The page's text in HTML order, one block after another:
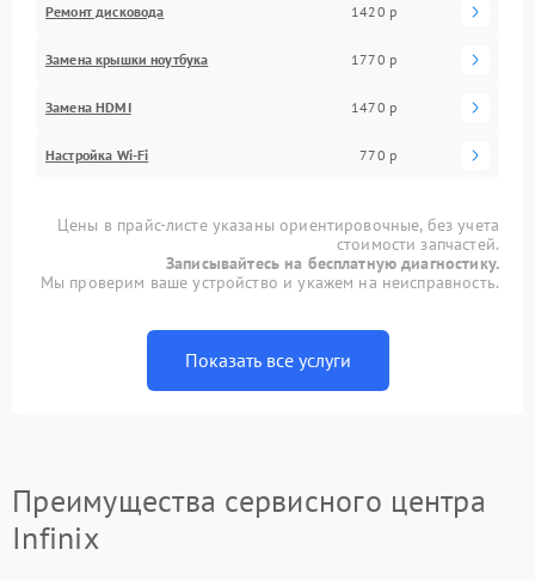
Ремонт дисковода 1420 р
Замена крышки ноутбука 1770 р
Замена HDMI 1470 р
Настройка Wi-Fi 770 р
Цены в прайс-листе указаны ориентировочные, без учета
стоимости запчастей.
Записывайтесь на бесплатную диагностику.
Мы проверим ваше устройство и укажем на неисправность.
Показать все услуги
Преимущества сервисного центра
Infinix